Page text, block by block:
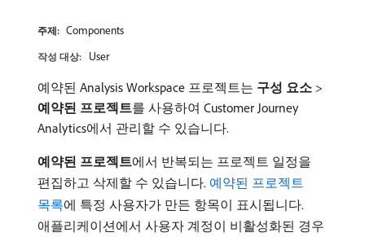
주제: Components
작성 대상: User
예약된 Analysis Workspace 프로젝트는 구성 요소 >
예약된 프로젝트​를 사용하여 Customer Journey
Analytics에서 관리할 수 있습니다.
예약된 프로젝트​에서 반복되는 프로젝트 일정을
편집하고 삭제할 수 있습니다. 예약된 프로젝트
목록에 특정 사용자가 만든 항목이 표시됩니다.
애플리케이션에서 사용자 계정이 비활성화된 경우